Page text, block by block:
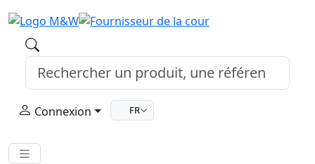
Connexion FR